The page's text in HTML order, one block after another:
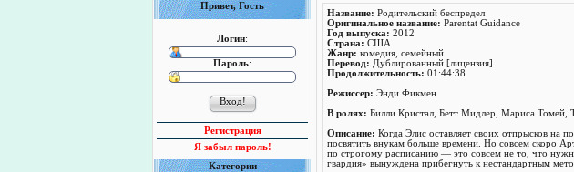
Привет, Гость
Логин:
Пароль:
Регистрация
Я забыл пароль!
Категории
Название: Родительский беспредел
Оригинальное название: Parentat Guidance
Год выпуска: 2012
Страна: США
Жанр: комедия, семейный
Перевод: Дублированный [лицензия]
Продолжительность: 01:44:38
Режисcер: Энди Фикмен
В ролях: Билли Кристал, Бетт Мидлер, Мариса
Описание: Когда Элис оставляет своих отпрысков на
посвятить внукам больше времени. Но совсем скоро
по строгому расписанию — это совсем не то, что
гвардия» вынуждена прибегнуть к нестандартным